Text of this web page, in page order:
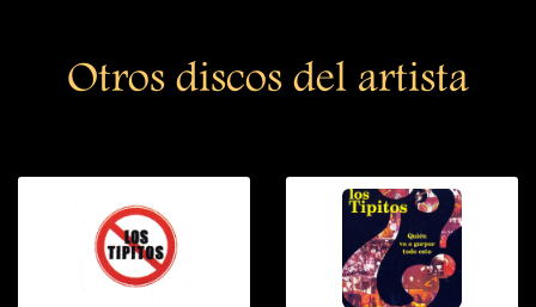
Otros discos del artista